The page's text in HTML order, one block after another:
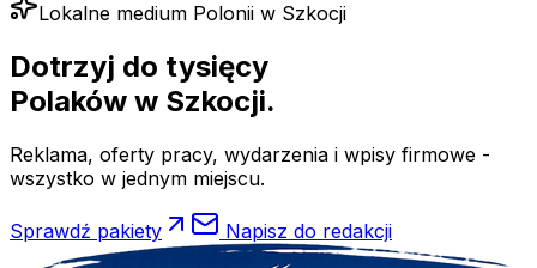
Lokalne medium Polonii w Szkocji
Dotrzyj do tysięcy
Polaków w Szkocji.
Reklama, oferty pracy, wydarzenia i wpisy firmowe -
wszystko w jednym miejscu.
Sprawdź pakiety Napisz do redakcji